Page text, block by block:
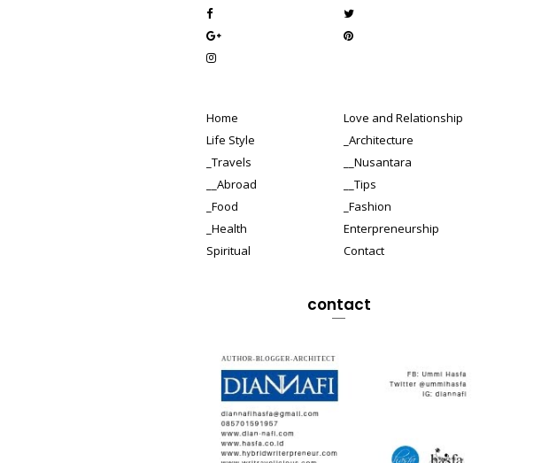
Home
Love and Relationship
Life Style
_Architecture
_Travels
__Nusantara
__Abroad
__Tips
_Food
_Fashion
_Health
Enterpreneurship
Spiritual
Contact
contact